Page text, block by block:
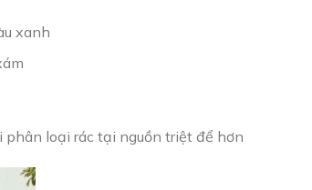
xanh
loại rác tại nguồn triệt để hơn